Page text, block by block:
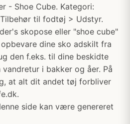
- Shoe Cube. Kategori:
til fodtøj > Udstyr.
skopose eller "shoe cube"
dine sko adskilt fra
den f.eks. til dine beskidte
i bakker og åer. På
at alt dit andet tøj forbliver
side kan være genereret